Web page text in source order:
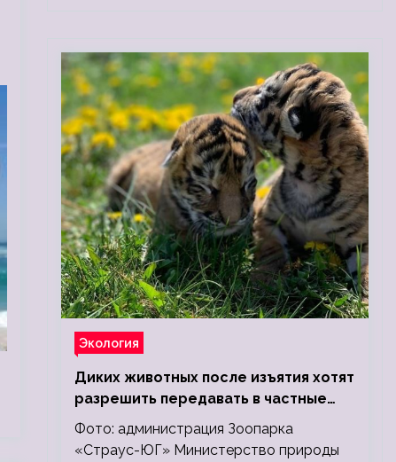
Экология
Диких животных после изъятия хотят
разрешить передавать в частные
зоопарки
Фото: администрация Зоопарка
«Страус-ЮГ» Министерство природы